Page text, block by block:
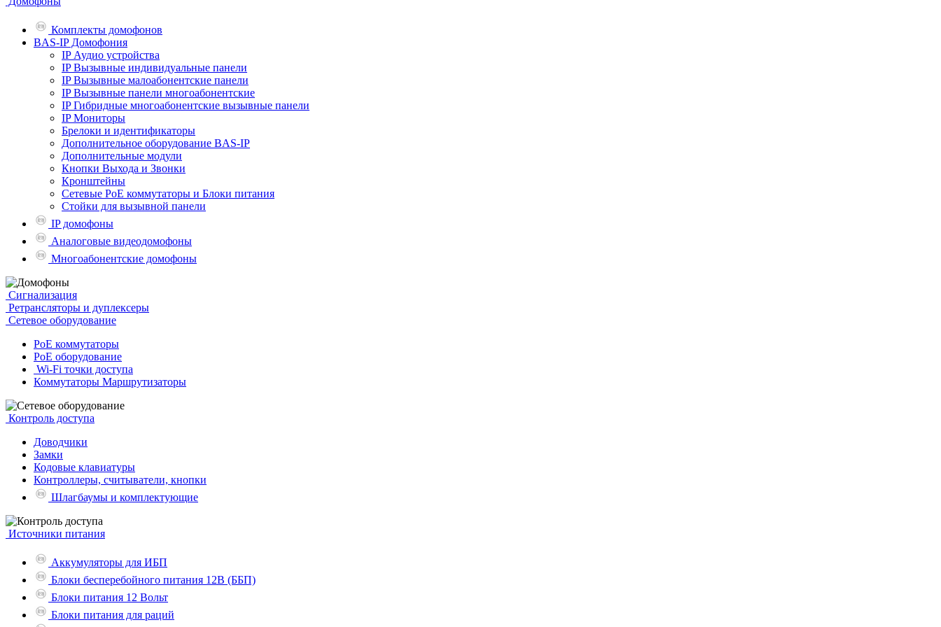
Комплекты домофонов
BAS-IP Домофония
IP Аудио устройства
IP Вызывные индивидуальные панели
IP Вызывные малоабонентские панели
IP Вызывные панели многоабонентские
IP Гибридные многоабонентские вызывные панели
IP Мониторы
Брелоки и идентификаторы
Дополнительное оборудование BAS-IP
Дополнительные модули
Кнопки Выхода и Звонки
Кронштейны
Сетевые PoE коммутаторы и Блоки питания
Стойки для вызывной панели
IP домофоны
Аналоговые видеодомофоны
Многоабонентские домофоны
Сигнализация
Ретрансляторы и дуплексеры
Сетевое оборудование
PoE коммутаторы
PoE оборудование
Wi-Fi точки доступа
Коммутаторы Маршрутизаторы
Контроль доступа
Доводчики
Замки
Кодовые клавиатуры
Контроллеры, считыватели, кнопки
Шлагбаумы и комплектующие
Источники питания
Аккумуляторы для ИБП
Блоки бесперебойного питания 12В (ББП)
Блоки питания 12 Вольт
Блоки питания для раций